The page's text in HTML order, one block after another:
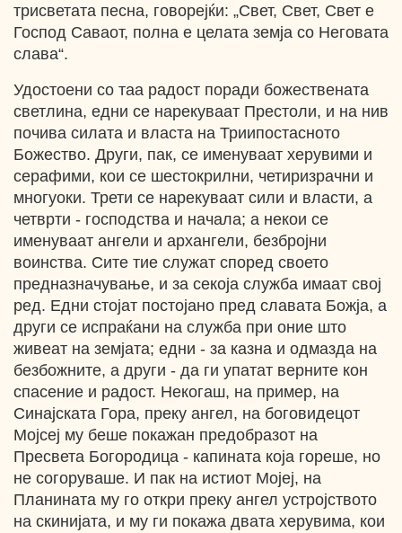
трисветата песна, говорејќи: „Свет, Свет, Свет е
Господ Саваот, полна е целата земја со Неговата
слава“.
Удостоени со таа радост поради божествената
светлина, едни се нарекуваат Престоли, и на нив
почива силата и власта на Триипостасното
Божество. Други, пак, се именуваат херувими и
серафими, кои се шестокрилни, четиризрачни и
многуоки. Трети се нарекуваат сили и власти, а
четврти - господства и начала; а некои се
именуваат ангели и архангели, безбројни
воинства. Сите тие служат според своето
предназначување, и за секоја служба имаат свој
ред. Едни стојат постојано пред славата Божја, а
други се испраќани на служба при оние што
живеат на земјата; едни - за казна и одмазда на
безбожните, а други - да ги упатат верните кон
спасение и радост. Некогаш, на пример, на
Синајската Гора, преку ангел, на боговидецот
Мојсеј му беше покажан предобразот на
Пресвета Богородица - капината која гореше, но
не согоруваше. И пак на истиот Мојеј, на
Планината му го откри преку ангел устројството
на скинијата, и му ги покажа двата херувима, кои